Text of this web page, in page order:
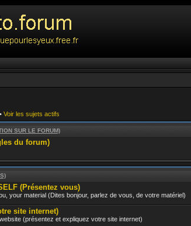
• Voir les sujets actifs
SUR LE FORUM)
du forum)
(Présentez vous)
your material (Dites bonjour, parlez de vous, de votre matériel)
site internet)
(présentez et expliquez votre site internet)